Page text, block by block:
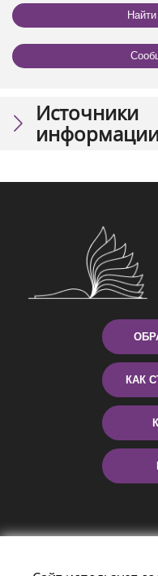
Источники
КАК